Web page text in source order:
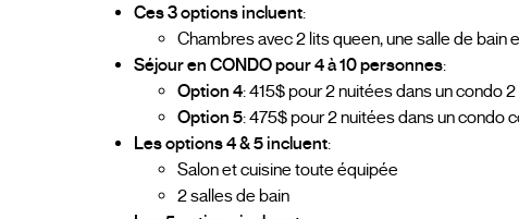
Ces 3 options incluent:
Chambres avec 2 lits queen, une salle de bain
Séjour en CONDO pour 4 à 10 personnes:
Option 4: 415$ pour 2 nuitées dans un condo
Option 5: 475$ pour 2 nuitées dans un condo
Les options 4 & 5 incluent:
Salon et cuisine toute équipée
2 salles de bain